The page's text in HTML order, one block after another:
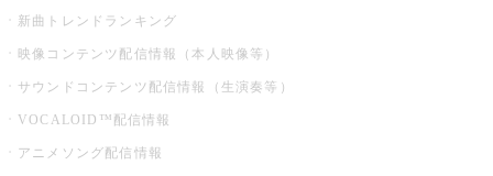
新曲トレンドランキング
映像コンテンツ配信情報（本人映像等）
サウンドコンテンツ配信情報（生演奏等）
VOCALOID™配信情報
アニメソング配信情報